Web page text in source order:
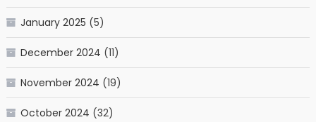
January 2025 (5)
December 2024 (11)
November 2024 (19)
October 2024 (32)